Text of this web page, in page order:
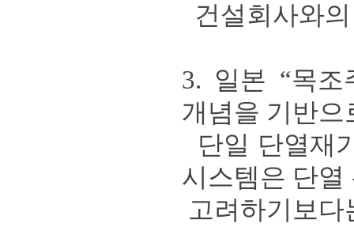
건설회사와
3. 일본 “목조
개념을 기반으
단일 단열재
시스템은 단
고려하기보